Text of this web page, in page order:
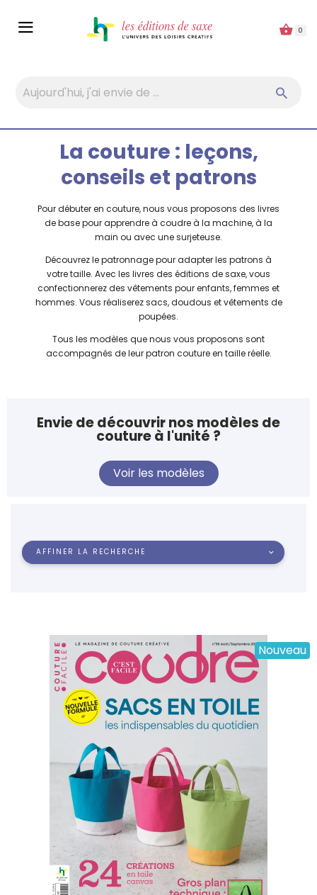
0
La couture : leçons,
conseils et patrons
Pour débuter en couture, nous vous proposons des livres
de base pour apprendre à coudre à la machine, à la
main ou avec une surjeteuse.
Découvrez le patronnage pour adapter les patrons à
votre taille. Avec les livres des éditions de saxe, vous
confectionnerez des vêtements pour enfants, femmes et
hommes. Vous réaliserez sacs, doudous et vêtements de
poupées.
Tous les modèles que nous vous proposons sont
accompagnés de leur patron couture en taille réelle.
Envie de découvrir nos modèles de
couture à l'unité ?
Voir les modèles
AFFINER LA RECHERCHE
Nouveau